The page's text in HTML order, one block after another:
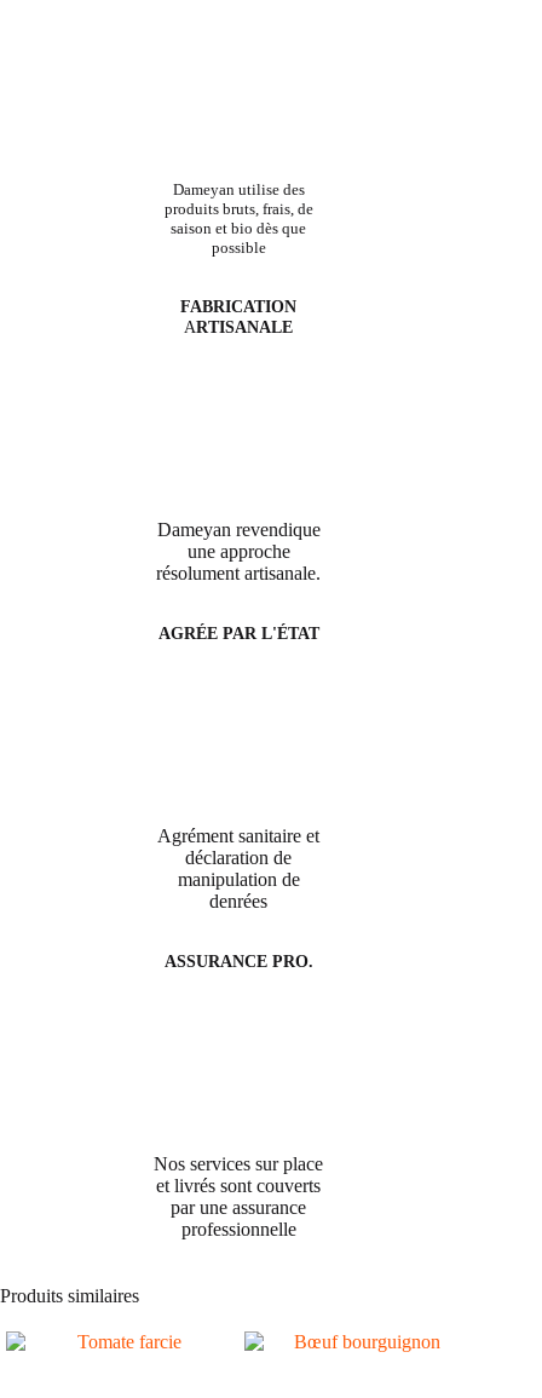
Dameyan utilise des
produits bruts, frais, de
saison et bio dès que
possible
FABRICATION
ARTISANALE
Dameyan revendique
une approche
résolument artisanale.
AGRÉE PAR L'ÉTAT
Agrément sanitaire et
déclaration de
manipulation de
denrées
ASSURANCE PRO.
Nos services sur place
et livrés sont couverts
par une assurance
professionnelle
Produits similaires